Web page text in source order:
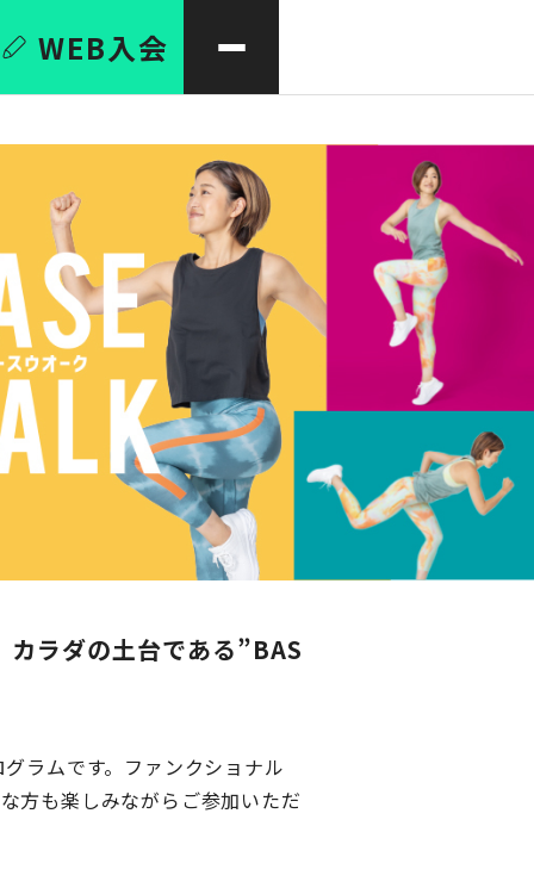
WEB入会
ラダの土台である”BAS
ラムです。ファンクショナル
方も楽しみながらご参加いただ